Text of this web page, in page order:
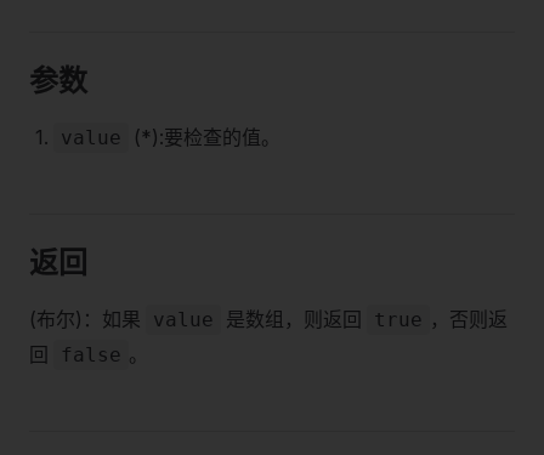
参数
value (*):要检查的值。
返回
(布尔)：如果 value 是数组，则返回 true ，否则返
回
false 。